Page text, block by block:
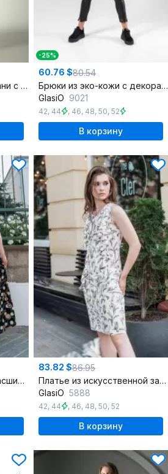
Юбка из костюмной ткани с воланами и выточками
-25%
60.76 $80.54
Брюки из эко-кожи с декоративными молниями и подрезами
GlasiO 9021
42, 44 , 46, 48, 50, 52
В корзину
Платье из штапеля в расширенном стиле с пуговицами и карманами
83.82 $86.95
Платье из искусственной замши с фигурными рельефами и воланами
GlasiO 5888
42, 44 , 46, 48, 50, 52
В корзину